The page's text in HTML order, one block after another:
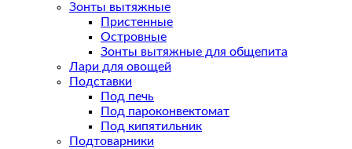
Зонты вытяжные
Пристенные
Островные
Зонты вытяжные для общепита
Лари для овощей
Подставки
Под печь
Под пароконвектомат
Под кипятильник
Подтоварники